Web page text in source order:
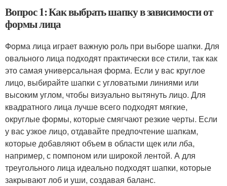
Вопрос 1: Как выбрать шапку в зависимости от
формы лица
Форма лица играет важную роль при выборе шапки. Для
овального лица подходят практически все стили, так как
это самая универсальная форма. Если у вас круглое
лицо, выбирайте шапки с угловатыми линиями или
высоким углом, чтобы визуально вытянуть лицо. Для
квадратного лица лучше всего подходят мягкие,
округлые формы, которые смягчают резкие черты. Если
у вас узкое лицо, отдавайте предпочтение шапкам,
которые добавляют объем в области щек или лба,
например, с помпоном или широкой лентой. А для
треугольного лица идеально подходят шапки, которые
закрывают лоб и уши, создавая баланс.